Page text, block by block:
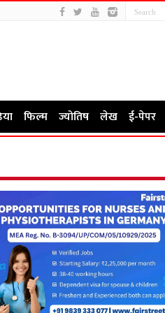
फिल्म ज्योतिष लेख ई-पेपर